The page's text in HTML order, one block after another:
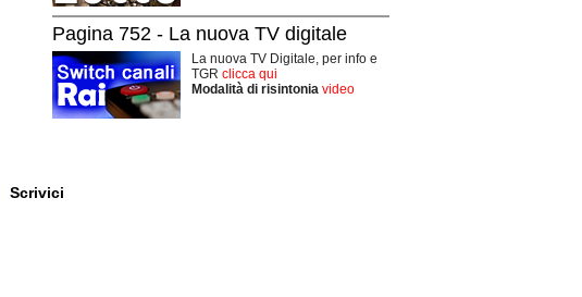
Pagina 752 - La nuova TV digitale
La nuova TV Digitale, per info e
TGR clicca qui
Modalità di risintonia video
Scrivici